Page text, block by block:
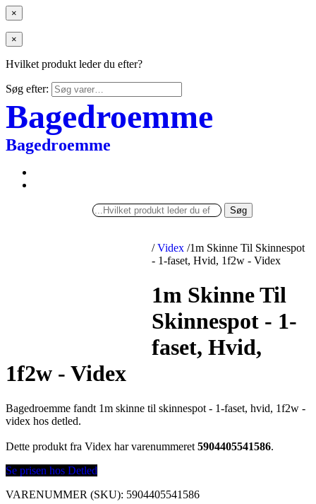
×
×
Hvilket produkt leder du efter?
Søg efter:
Bagedroemme
Bagedroemme
Søg
/ Videx /1m Skinne Til Skinnespot
- 1-faset, Hvid, 1f2w - Videx
1m Skinne Til
Skinnespot - 1-
faset, Hvid,
1f2w - Videx
Bagedroemme fandt 1m skinne til skinnespot - 1-faset, hvid, 1f2w -
videx hos detled.
Dette produkt fra Videx har varenummeret 5904405541586.
Se prisen hos Detled
VARENUMMER (SKU): 5904405541586